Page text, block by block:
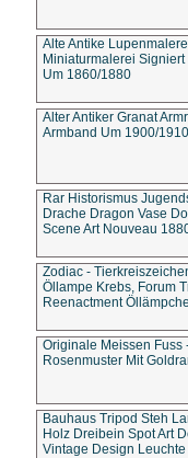
Alte Antike
Miniaturmalerei Signiert
Um 1860/1880
Alter Antiker Granat
Armband Um 1900/1910
Rar Historismus
Drache Dragon Vase
Scene Art Nouveau
Zodiac -
Öllampe Krebs, Forum
Reenactment
Originale Meissen Fuss
Rosenmuster Mit
Bauhaus Tripod Steh
Holz Dreibein Spot Art
Vintage Design Leuchte